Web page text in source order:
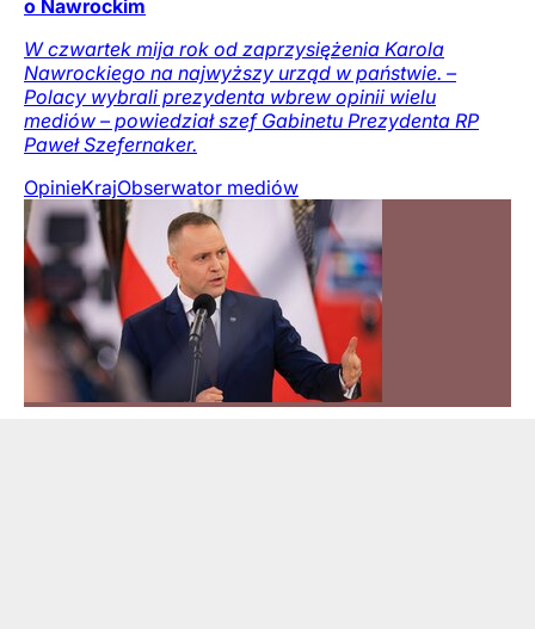
o Nawrockim
W czwartek mija rok od zaprzysiężenia Karola
Nawrockiego na najwyższy urząd w państwie. –
Polacy wybrali prezydenta wbrew opinii wielu
mediów – powiedział szef Gabinetu Prezydenta RP
Paweł Szefernaker.
OpinieKrajObserwator mediów